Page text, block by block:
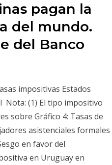
pagan la
del mundo.
del Banco
impositivas Estados
Nota: (1) El tipo impositivo
sobre Gráfico 4: Tasas de
asistenciales formales
en favor del
en Uruguay en